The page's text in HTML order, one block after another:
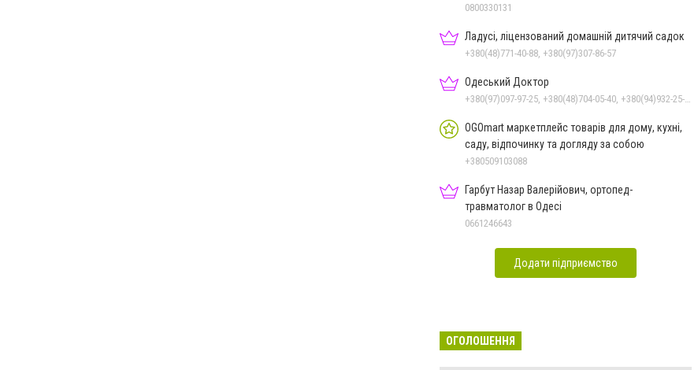
0800330131
Ладусі, ліцензований домашній дитячий садок
+380(48)771-40-88, +380(97)307-86-57
Одеський Доктор
OGOmart маркетплейс товарів для дому, кухні,
саду, відпочинку та догляду за собою
+380509103088
Гарбут Назар Валерійович, ортопед-
травматолог в Одесі
0661246643
Додати підприємство
ОГОЛОШЕННЯ